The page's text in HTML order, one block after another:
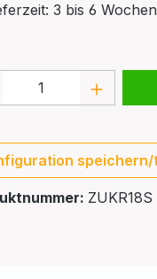
3 bis 6 Wochen
Anzahl:
speichern/
ZUKR18S